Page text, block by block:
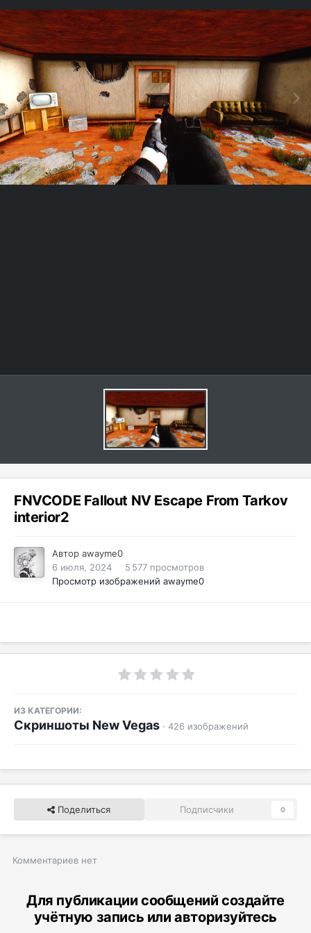
FNVCODE Fallout NV Escape From Tarkov
interior2
Автор awayme0
6 июля, 2024
5 577 просмотров
Просмотр изображений awayme0
ИЗ КАТЕГОРИИ:
Скриншоты New Vegas · 426 изображений
Поделиться Подписчики 0
Комментариев нет
Для публикации сообщений создайте
учётную запись или авторизуйтесь